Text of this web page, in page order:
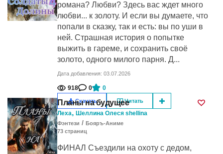
романа? Любви? Здесь вас ждет много
любви... к золоту. И если вы думаете, что
попали в сказку, так и есть: вы по уши в
ней. Страшная история о попытке
выжить в гареме, и сохранить своё
золото, одного милого парня. Д...
Дата добавления: 03.07.2026
918 0 0
Скачать Читать
Планы на будущее
Леха, Шеллина Олеся shellina
Фэнтези / Бояръ-Аниме
73 cтраниц
ФИНАЛ Съездили на охоту с дедом,